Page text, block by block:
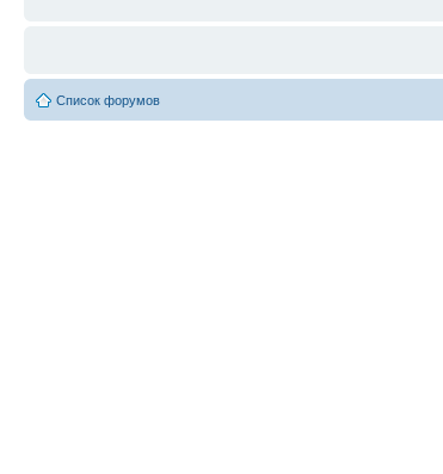
Список форумов